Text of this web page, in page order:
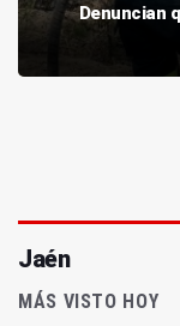
Denuncian
Jaén
MÁS VISTO HOY